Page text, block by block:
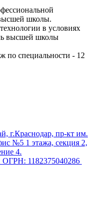
школы.
в условиях
высшей школы
по специальности - 12
г.Краснодар, пр-кт им.
№5 1 этажа, секция 2,
4.
1182375040286